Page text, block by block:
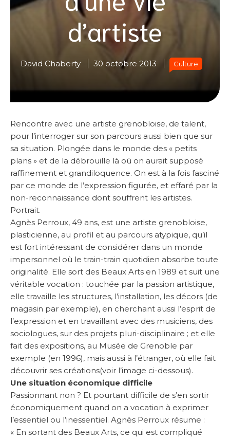
d’artiste
David Chaberty 30 octobre 2013 Culture
Rencontre avec une artiste grenobloise, de talent,
pour l’interroger sur son parcours aussi bien que sur
sa situation. Plongée dans le monde des « petits
plans » et de la débrouille là où on aurait supposé
raffinement et grandiloquence. On est à la fois fasciné
par ce monde de l’expression figurée, et effaré par la
non-reconnaissance dont souffrent les artistes.
Portrait.
Agnès Perroux, 49 ans, est une artiste grenobloise,
plasticienne, au profil et au parcours atypique, qu’il
est fort intéressant de considérer dans un monde
impersonnel où le train-train quotidien absorbe toute
originalité. Elle sort des Beaux Arts en 1989 et suit une
véritable vocation : touchée par la passion artistique,
elle travaille les structures, l’installation, les décors (de
magasin par exemple), en cherchant aussi l’esprit de
l’expression et en travaillant avec des musiciens, des
sociologues, sur des projets pluri-disciplinaire ; et elle
fait des expositions, au Musée de Grenoble par
exemple (en 1996), mais aussi à l’étranger, où elle fait
découvrir ses créations(voir l’image ci-dessous).
Une situation économique difficile
Passionnant non ? Et pourtant difficile de s’en sortir
économiquement quand on a vocation à exprimer
l’essentiel ou l’inessentiel. Agnès Perroux résume :
« En sortant des Beaux Arts, ce qui est compliqué